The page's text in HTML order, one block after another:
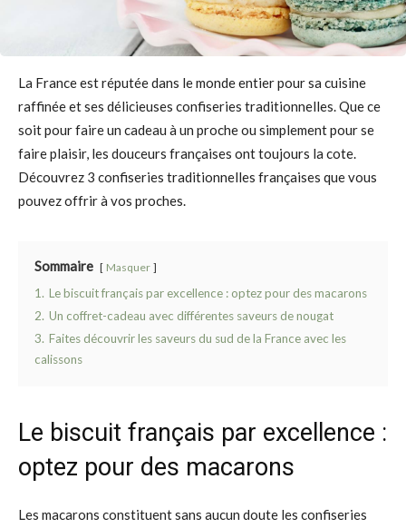
La France est réputée dans le monde entier pour sa cuisine
raffinée et ses délicieuses confiseries traditionnelles. Que ce
soit pour faire un cadeau à un proche ou simplement pour se
faire plaisir, les douceurs françaises ont toujours la cote.
Découvrez 3 confiseries traditionnelles françaises que vous
pouvez offrir à vos proches.
Sommaire Masquer
1. Le biscuit français par excellence : optez pour des macarons
2. Un coffret-cadeau avec différentes saveurs de nougat
3. Faites découvrir les saveurs du sud de la France avec les
calissons
Le biscuit français par excellence :
optez pour des macarons
Les macarons constituent sans aucun doute les confiseries